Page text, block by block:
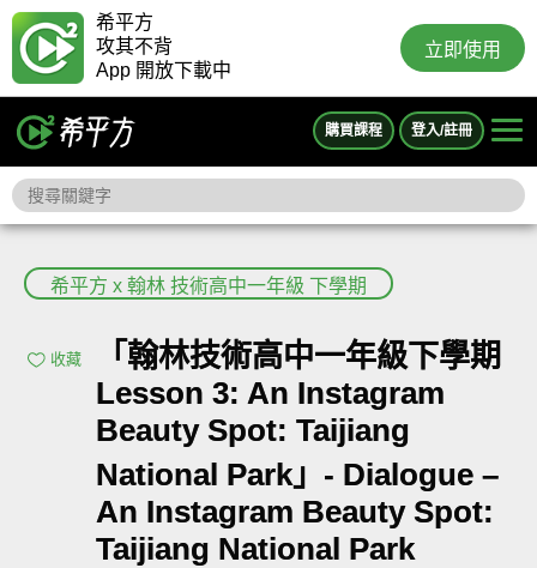
希平方
攻其不背
App 開放下載中
立即使用
購買課程 登入/註冊
希平方 x 翰林 技術高中一年級 下學期
收藏
「翰林技術高中一年級下學期
Lesson 3: An Instagram
Beauty Spot: Taijiang
National Park」- Dialogue –
An Instagram Beauty Spot:
Taijiang National Park